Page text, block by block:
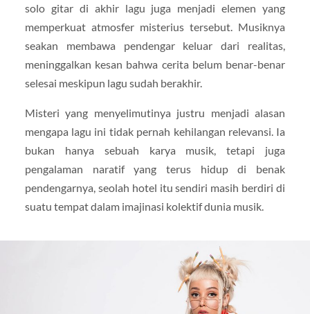
solo gitar di akhir lagu juga menjadi elemen yang
memperkuat atmosfer misterius tersebut. Musiknya
seakan membawa pendengar keluar dari realitas,
meninggalkan kesan bahwa cerita belum benar-benar
selesai meskipun lagu sudah berakhir.
Misteri yang menyelimutinya justru menjadi alasan
mengapa lagu ini tidak pernah kehilangan relevansi. Ia
bukan hanya sebuah karya musik, tetapi juga
pengalaman naratif yang terus hidup di benak
pendengarnya, seolah hotel itu sendiri masih berdiri di
suatu tempat dalam imajinasi kolektif dunia musik.